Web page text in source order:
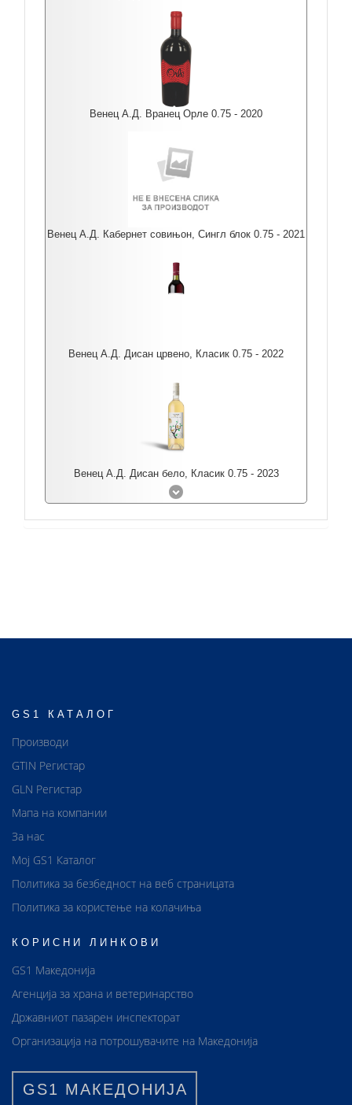
Венец А.Д. Вранец Орле 0.75 - 2020
Венец А.Д. Кабернет совињон, Сингл блок 0.75 - 2021
Венец А.Д. Дисан црвено, Класик 0.75 - 2022
Венец А.Д. Дисан бело, Класик 0.75 - 2023
GS1 КАТАЛОГ
Производи
GTIN Регистар
GLN Регистар
Мапа на компании
За нас
Мој GS1 Каталог
Политика за безбедност на веб страницата
Политика за користење на колачиња
КОРИСНИ ЛИНКОВИ
GS1 Македонија
Агенција за храна и ветеринарство
Државниот пазарен инспекторат
Организација на потрошувачите на Македонија
GS1 МАКЕДОНИЈА